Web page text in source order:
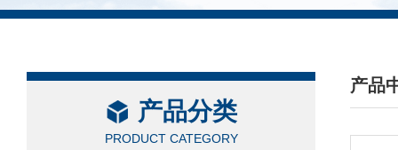
产品分类
PRODUCT CATEGORY
产品
/